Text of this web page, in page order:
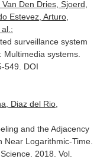
Den Dries, Sjoerd,
Estevez, Arturo,
surveillance system
Multimedia systems.
549. DOI
Diaz del Rio,
and the Adjacency
Near Logarithmic-Time.
. 2018. Vol.